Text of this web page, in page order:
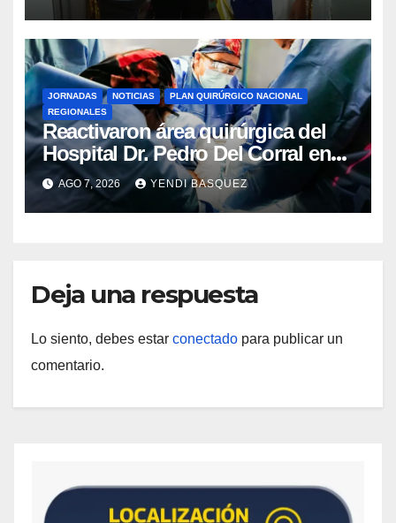
JORNADAS NOTICIAS
PLAN QUIRÚRGICO NACIONAL
REGIONALES
Reactivaron área quirúrgica del
Hospital Dr. Pedro Del Corral en
Guárico
AGO 7, 2026 YENDI BASQUEZ
Deja una respuesta
Lo siento, debes estar conectado para publicar un
comentario.